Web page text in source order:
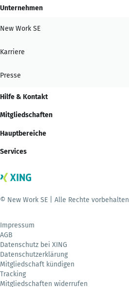
Unternehmen
New Work SE
Karriere
Presse
Hilfe & Kontakt
Mitgliedschaften
Hauptbereiche
Services
© New Work SE | Alle Rechte vorbehalten
Impressum
AGB
Datenschutz bei XING
Datenschutzerklärung
Mitgliedschaft kündigen
Tracking
Mitgliedschaften widerrufen